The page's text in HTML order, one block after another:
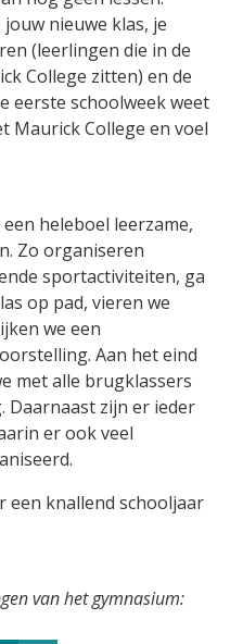
nieuwe klas, je
(leerlingen die in de
College zitten) en de
eerste schoolweek weet
Maurick College en voel
heleboel leerzame,
Zo organiseren
sportactiviteiten, ga
op pad, vieren we
we een
Aan het eind
met alle brugklassers
Daarnaast zijn er ieder
er ook veel
een knallend schooljaar
van het gymnasium: